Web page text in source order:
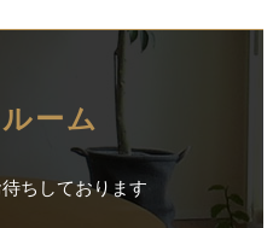
ーム
ちしております